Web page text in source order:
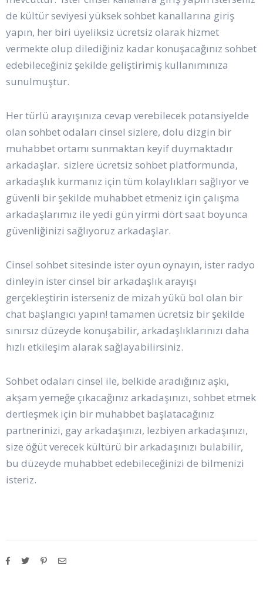
de kültür seviyesi yüksek sohbet kanallarına giriş
yapın, her biri üyeliksiz ücretsiz olarak hizmet
vermekte olup dilediğiniz kadar konuşacağınız sohbet
edebileceğiniz şekilde geliştirimiş kullanımınıza
sunulmuştur.
Her türlü arayışınıza cevap verebilecek potansiyelde
olan sohbet odaları cinsel sizlere, dolu dizgin bir
muhabbet ortamı sunmaktan keyif duymaktadır
arkadaşlar. sizlere ücretsiz sohbet platformunda,
arkadaşlık kurmanız için tüm kolaylıkları sağlıyor ve
güvenli bir şekilde muhabbet etmeniz için çalışma
arkadaşlarımız ile yedi gün yirmi dört saat boyunca
güvenliğinizi sağlıyoruz arkadaşlar.
Cinsel sohbet sitesinde ister oyun oynayın, ister radyo
dinleyin ister cinsel bir arkadaşlık arayışı
gerçekleştirin isterseniz de mizah yükü bol olan bir
chat başlangıcı yapın! tamamen ücretsiz bir şekilde
sınırsız düzeyde konuşabilir, arkadaşlıklarınızı daha
hızlı etkileşim alarak sağlayabilirsiniz.
Sohbet odaları cinsel ile, belkide aradığınız aşkı,
akşam yemeğe çıkacağınız arkadaşınızı, sohbet etmek
dertleşmek için bir muhabbet başlatacağınız
partnerinizi, gay arkadaşınızı, lezbiyen arkadaşınızı,
size öğüt verecek kültürü bir arkadaşınızı bulabilir,
bu düzeyde muhabbet edebileceğinizi de bilmenizi
isteriz.